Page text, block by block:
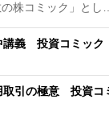
株コミック」とし
講義 投資コミック
取引の極意 投資コ